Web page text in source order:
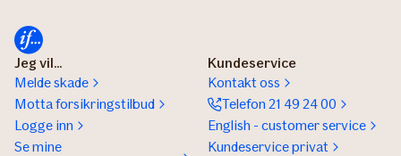
Jeg vil...
Melde skade
Motta forsikringstilbud
Logge inn
Se mine
Kundeservice
Kontakt oss
Telefon 21 49 24 00
English - customer service
Kundeservice privat